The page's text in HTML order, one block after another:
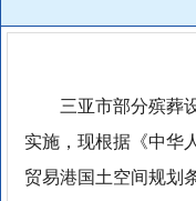
三亚市部分殡葬
实施，现根据《中华
贸易港国土空间规划